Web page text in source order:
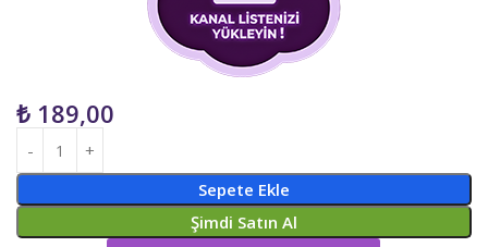
₺ 189,00
Sepete Ekle
Şimdi Satın Al